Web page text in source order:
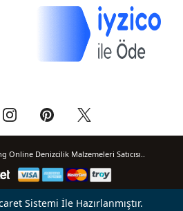
Online Denizcilik Malzemeleri Satıcısı..
Sistemi İle Hazırlanmıştır.